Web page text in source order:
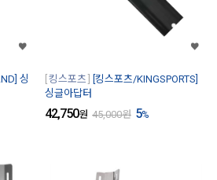
싱
킹스포츠
[킹스포츠/KINGSPORTS]
싱글아답터
42,750원 45,000원 5%